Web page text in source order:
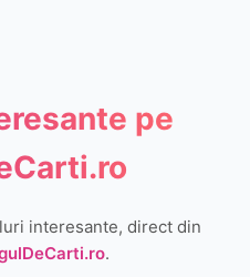
pe
interesante, direct din
.